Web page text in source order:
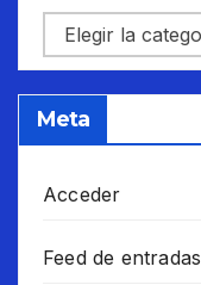
Categorías
Meta
Acceder
Feed de entradas